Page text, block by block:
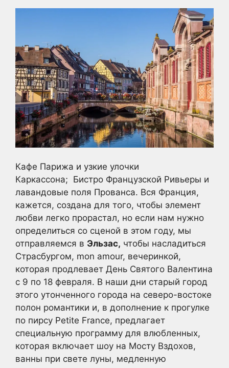
Кафе Парижа и узкие улочки
Каркассона; Бистро Французской Ривьеры и
лавандовые поля Прованса. Вся Франция,
кажется, создана для того, чтобы элемент
любви легко прорастал, но если нам нужно
определиться со сценой в этом году, мы
отправляемся в Эльзас, чтобы насладиться
Страсбургом, mon amour, вечеринкой,
которая продлевает День Святого Валентина
с 9 по 18 февраля. В наши дни старый город
этого утонченного города на северо-востоке
полон романтики и, в дополнение к прогулке
по пирсу Petite France, предлагает
специальную программу для влюбленных,
которая включает шоу на Мосту Вздохов,
ванны при свете луны, медленную